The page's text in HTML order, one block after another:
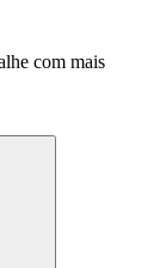
com mais